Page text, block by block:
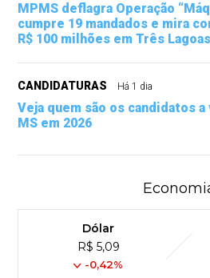
MPMS deflagra Operação
cumpre 19 mandados e mira
R$ 100 milhões em Três Lagoas
CANDIDATURAS Há 1 dia
Veja quem são os candidatos
MS em 2026
Dólar
R$ 5,09
-0,42%